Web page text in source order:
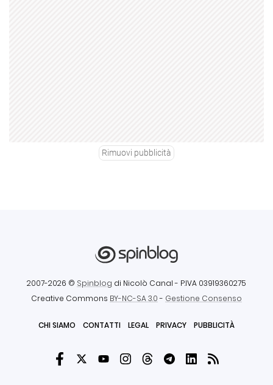
Rimuovi pubblicità
2007-2026 © Spinblog di Nicolò Canal - P.IVA 03919360275
Creative Commons BY-NC-SA 3.0- Gestione Consenso
CHI SIAMO CONTATTI LEGAL PRIVACY PUBBLICITÀ